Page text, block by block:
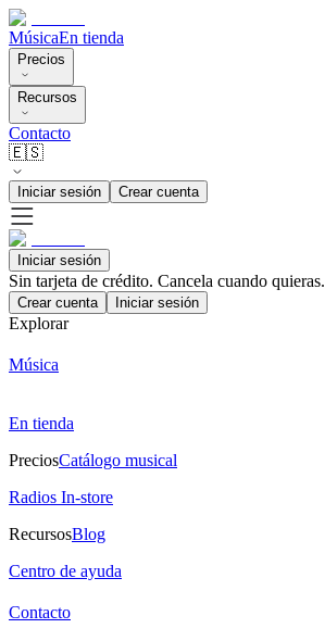
MúsicaEn tienda
Precios
Recursos
Contacto
🇪🇸
Iniciar sesión Crear cuenta
Iniciar sesión
Sin tarjeta de crédito. Cancela cuando quieras.
Crear cuenta Iniciar sesión
Explorar
Música
En tienda
PreciosCatálogo musical
Radios In-store
RecursosBlog
Centro de ayuda
Contacto